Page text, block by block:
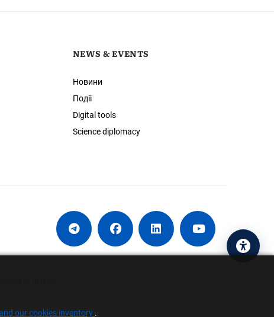
our cookies inventory .
NEWS & EVENTS
Новини
Події
Digital tools
Science diplomacy